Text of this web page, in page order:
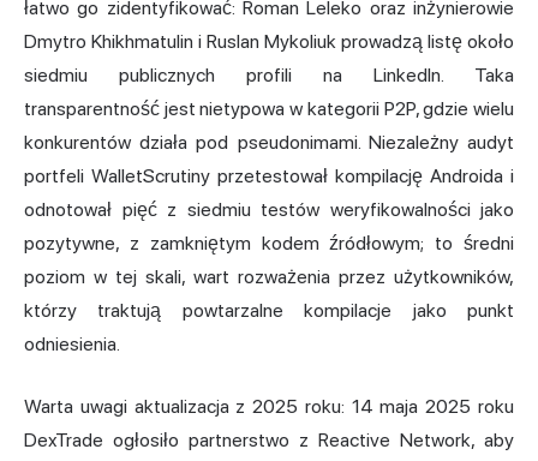
łatwo go zidentyfikować: Roman Leleko oraz inżynierowie
Dmytro Khikhmatulin i Ruslan Mykoliuk prowadzą listę około
siedmiu publicznych profili na LinkedIn. Taka
transparentność jest nietypowa w kategorii P2P, gdzie wielu
konkurentów działa pod pseudonimami. Niezależny audyt
portfeli WalletScrutiny przetestował kompilację Androida i
odnotował pięć z siedmiu testów weryfikowalności jako
pozytywne, z zamkniętym kodem źródłowym; to średni
poziom w tej skali, wart rozważenia przez użytkowników,
którzy traktują powtarzalne kompilacje jako punkt
odniesienia.
Warta uwagi aktualizacja z 2025 roku: 14 maja 2025 roku
DexTrade ogłosiło partnerstwo z Reactive Network, aby